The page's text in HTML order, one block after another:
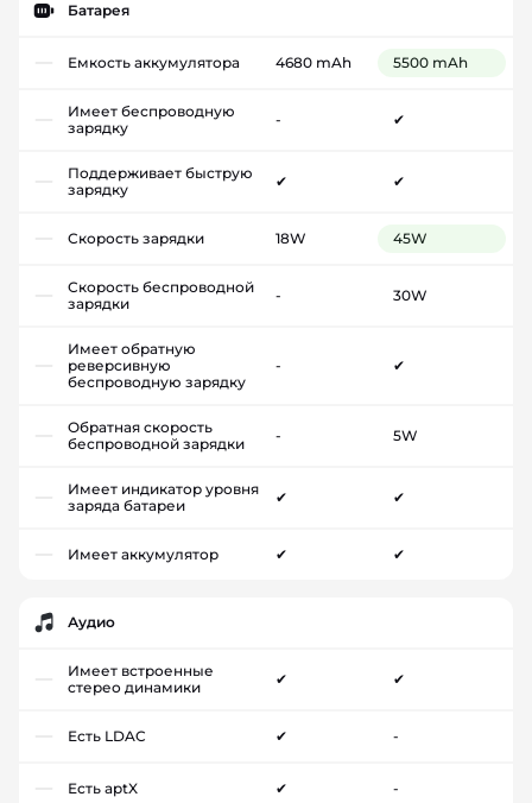
Батарея
Емкость аккумулятора 4680 mAh 5500 mAh
Имеет беспроводную
зарядку
- ✔
Поддерживает быструю
зарядку
✔ ✔
Скорость зарядки 18W 45W
Скорость беспроводной
зарядки
- 30W
Имеет обратную
реверсивную
беспроводную зарядку
- ✔
Обратная скорость
беспроводной зарядки
- 5W
Имеет индикатор уровня
заряда батареи
✔ ✔
Имеет аккумулятор ✔ ✔
Аудио
Имеет встроенные
стерео динамики
✔ ✔
Есть LDAC ✔ -
Есть aptX ✔ -